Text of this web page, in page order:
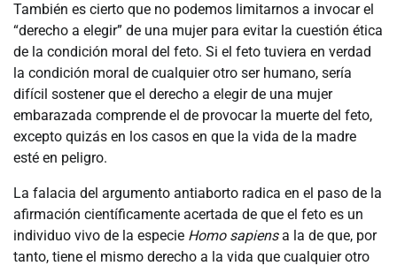
También es cierto que no podemos limitarnos a invocar el
“derecho a elegir” de una mujer para evitar la cuestión ética
de la condición moral del feto. Si el feto tuviera en verdad
la condición moral de cualquier otro ser humano, sería
difícil sostener que el derecho a elegir de una mujer
embarazada comprende el de provocar la muerte del feto,
excepto quizás en los casos en que la vida de la madre
esté en peligro.
La falacia del argumento antiaborto radica en el paso de la
afirmación científicamente acertada de que el feto es un
individuo vivo de la especie Homo sapiensa la de que, por
tanto, tiene el mismo derecho a la vida que cualquier otro